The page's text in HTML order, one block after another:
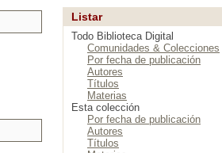
Listar
Todo Biblioteca Digital
Comunidades & Colecciones
Por fecha de publicación
Autores
Títulos
Materias
Esta colección
Por fecha de publicación
Autores
Títulos